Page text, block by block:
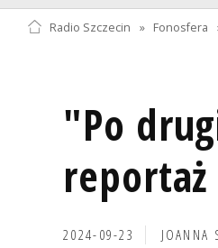
Radio Szczecin » Fonosfera
"Po
reportaż
2024-09-23 JOANNA